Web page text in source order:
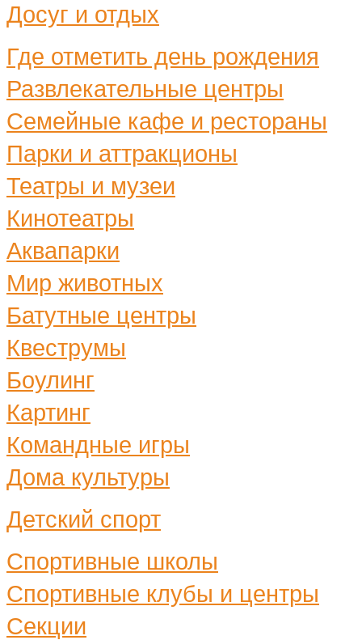
Досуг и отдых
Где отметить день рождения
Развлекательные центры
Семейные кафе и рестораны
Парки и аттракционы
Театры и музеи
Кинотеатры
Аквапарки
Мир животных
Батутные центры
Квеструмы
Боулинг
Картинг
Командные игры
Дома культуры
Детский спорт
Спортивные школы
Спортивные клубы и центры
Секции